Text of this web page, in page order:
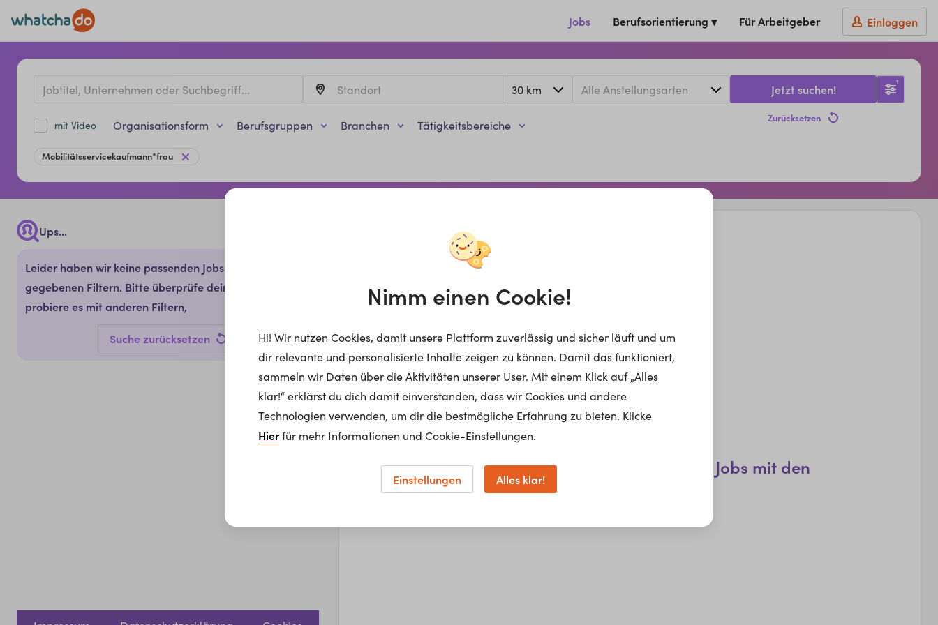
Jobs Berufsorientierung ▾ Für Arbeitgeber Einloggen
mit Video Organisationsform Berufsgruppen Branchen Tätigkeitsbereiche
1
Jetzt suchen!
Zurücksetzen
Mobilitätsservicekaufmann*frau
Ups...
Leider haben wir keine passenden Jobs mit den
gegebenen Filtern. Bitte überprüfe deine Eingabe oder
probiere es mit anderen Filtern,
Suche zurücksetzen
Ups...
Leider haben wir keine passenden Jobs mit den
Nimm einen Cookie!
Hi! Wir nutzen Cookies, damit unsere Plattform zuverlässig und sicher läuft und um
dir relevante und personalisierte Inhalte zeigen zu können. Damit das funktioniert,
sammeln wir Daten über die Aktivitäten unserer User. Mit einem Klick auf „Alles
klar!“ erklärst du dich damit einverstanden, dass wir Cookies und andere
Technologien verwenden, um dir die bestmögliche Erfahrung zu bieten. Klicke
Hierfür mehr Informationen und Cookie-Einstellungen.
Einstellungen Alles klar!